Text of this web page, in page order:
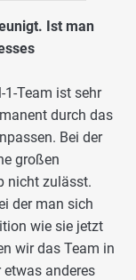
Ist man
1-Team ist sehr
durch das
Bei der
großen
nicht zulässt.
der man sich
wie sie jetzt
wir das Team in
etwas anderes